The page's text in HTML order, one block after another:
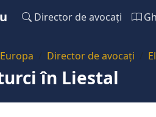
Director de avocați
Director de avocați
în Liestal